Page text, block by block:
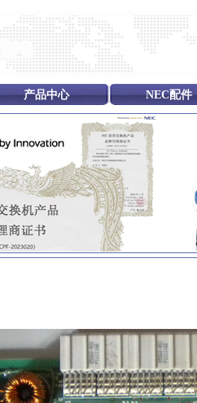
产品中心 NEC配件